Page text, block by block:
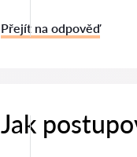
Přejít na odpověď
Jak